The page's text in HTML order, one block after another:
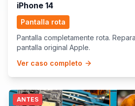
iPhone 14
Pantalla rota
Pantalla completamente rota.
pantalla original Apple.
Ver caso completo
ANTES